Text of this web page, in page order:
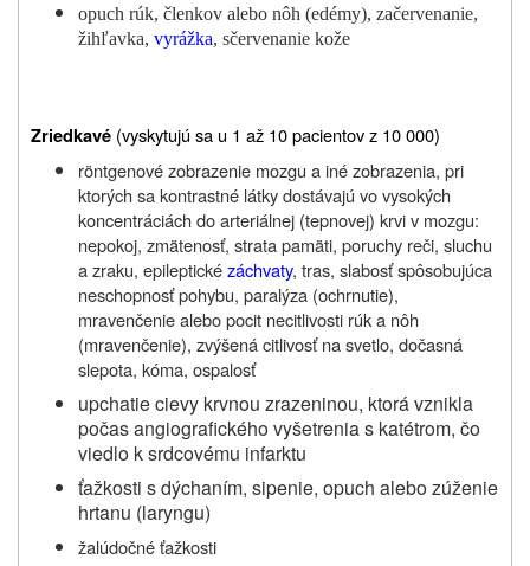
opuch rúk, členkov alebo nôh (edémy), začervenanie,
žihľavka, vyrážka, sčervenanie kože
Zriedkavé (vyskytujú sa u 1 až 10 pacientov z 10 000)
röntgenové zobrazenie mozgu a iné zobrazenia, pri
ktorých sa kontrastné látky dostávajú vo vysokých
koncentráciách do arteriálnej (tepnovej) krvi v mozgu:
nepokoj, zmätenosť, strata pamäti, poruchy reči, sluchu
a zraku, epileptickézáchvaty, tras, slabosť spôsobujúca
neschopnosť pohybu, paralýza (ochrnutie),
mravenčenie alebo pocit necitlivosti rúk a nôh
(mravenčenie), zvýšená citlivosť na svetlo, dočasná
slepota, kóma, ospalosť
upchatie cievy krvnou zrazeninou, ktorá vznikla
počas angiografického vyšetrenia s katétrom, čo
viedlo k srdcovému infarktu
ťažkosti s dýchaním, sipenie, opuch alebo zúženie
hrtanu (laryngu)
žalúdočné ťažkosti